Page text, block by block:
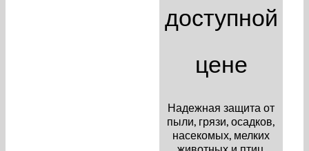
доступной
цене
Надежная защита от
пыли, грязи, осадков,
насекомых, мелких